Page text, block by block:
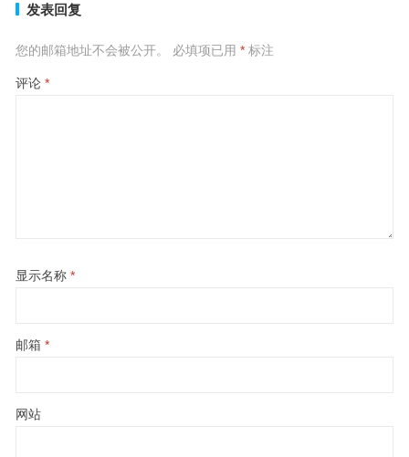
发表回复
您的邮箱地址不会被公开。 必填项已用 *标注
评论 *
显示名称 *
邮箱 *
网站